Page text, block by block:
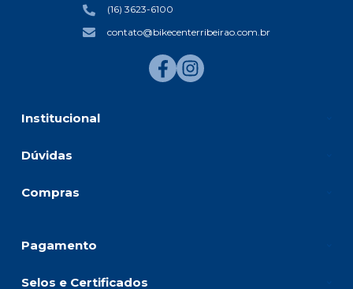
Institucional
Dúvidas
Compras
(16) 3623-6100
contato@bikecenterribeirao.com.br
Pagamento
Selos e Certificados